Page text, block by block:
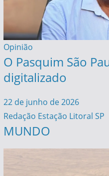
Opinião
O Pasquim São
digitalizado
22 de junho de 2026
Redação Estação Litoral SP
MUNDO